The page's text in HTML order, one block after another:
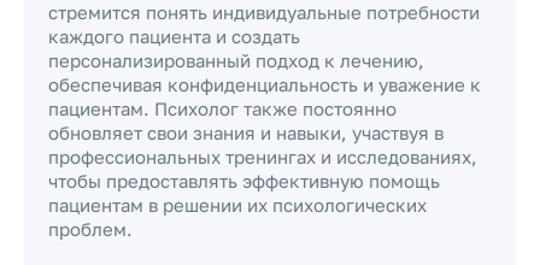
стремится понять индивидуальные потребности
каждого пациента и создать
персонализированный подход к лечению,
обеспечивая конфиденциальность и уважение к
пациентам. Психолог также постоянно
обновляет свои знания и навыки, участвуя в
профессиональных тренингах и исследованиях,
чтобы предоставлять эффективную помощь
пациентам в решении их психологических
проблем.